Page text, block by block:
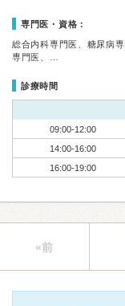
専門医・資格：
総合内科専門医、糖尿病
専門医、…
診療時間
09:00-12:00
14:00-16:00
16:00-19:00
«前